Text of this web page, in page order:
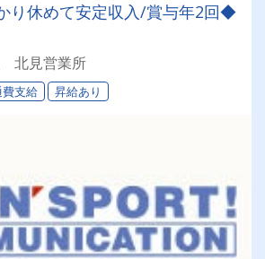
り休めて安定収入/賞与年2回◆
北見営業所
支給 昇給あり